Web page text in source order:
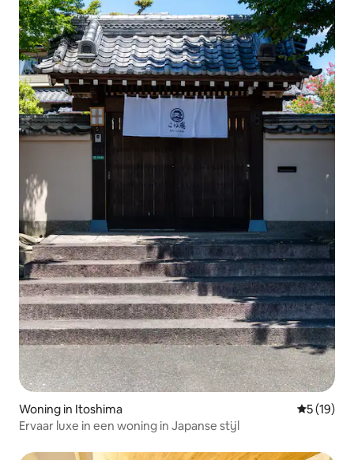
Woning in Itoshima
5 (19)
Ervaar luxe in een woning in Japanse stijl